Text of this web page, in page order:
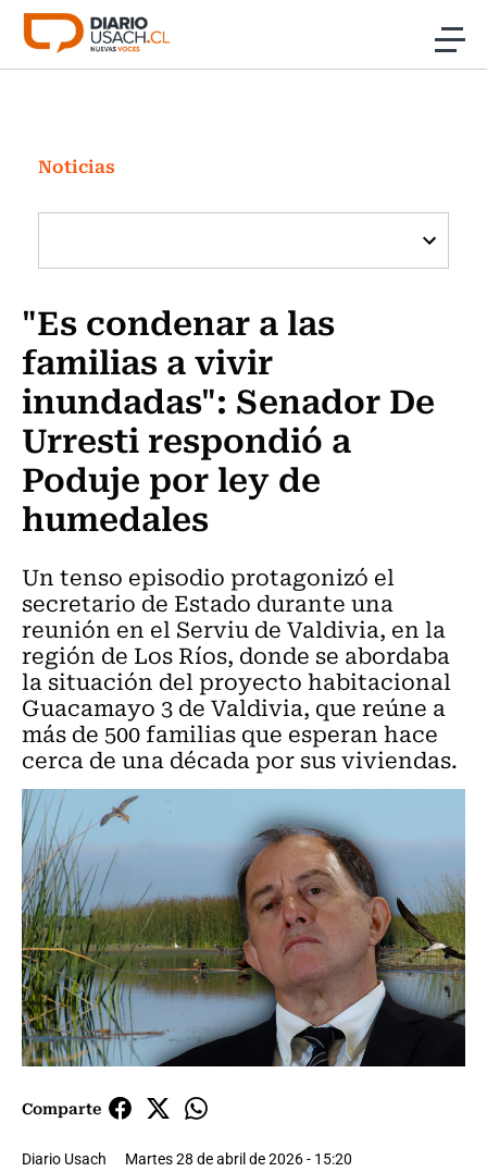
Click acá para ir directamente al contenido
Investigación
Cultura
Programas Radio y TV Usach
Noticias
"Es condenar a las
familias a vivir
inundadas": Senador De
Urresti respondió a
Poduje por ley de
humedales
Un tenso episodio protagonizó el
secretario de Estado durante una
reunión en el Serviu de Valdivia, en la
región de Los Ríos, donde se abordaba
la situación del proyecto habitacional
Guacamayo 3 de Valdivia, que reúne a
más de 500 familias que esperan hace
cerca de una década por sus viviendas.
Comparte
Diario Usach Martes 28 de abril de 2026 - 15:20